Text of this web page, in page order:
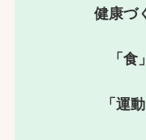
健康づ
「
「運